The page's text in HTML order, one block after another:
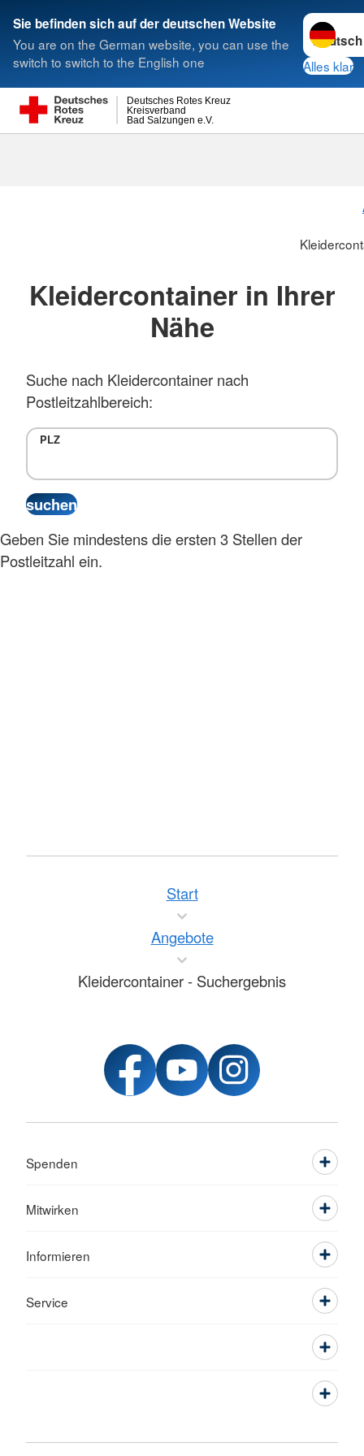
Sie befinden sich auf der deutschen Website
You are on the German website, you can use the
switch to switch to the English one
Sprache
Alles klar
Bad Salzungen e.V.
Kreisverband
Deutsches Rotes Kreuz
Suche
Kleidercontainer in Ihrer
Nähe
Suche nach Kleidercontainer nach
Postleitzahlbereich:
PLZ
Geben Sie mindestens die ersten 3 Stellen der
Postleitzahl ein.
Start
Angebote
Kleidercontainer - Suchergebnis
Spenden
Mitwirken
Informieren
Service